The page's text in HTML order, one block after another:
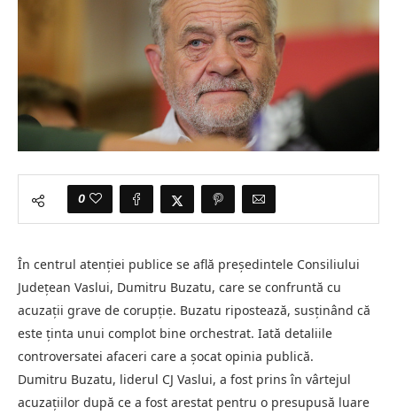
0
În centrul atenției publice se află președintele Consiliului
Județean Vaslui, Dumitru Buzatu, care se confruntă cu
acuzații grave de corupție. Buzatu ripostează, susținând că
este ținta unui complot bine orchestrat. Iată detaliile
controversatei afaceri care a șocat opinia publică.
Dumitru Buzatu, liderul CJ Vaslui, a fost prins în vârtejul
acuzațiilor după ce a fost arestat pentru o presupusă luare